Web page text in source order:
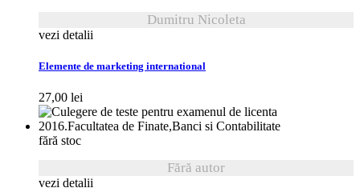
Dumitru Nicoleta
vezi detalii
Elemente de marketing international
27,00 lei
fără stoc
Fără autor
vezi detalii